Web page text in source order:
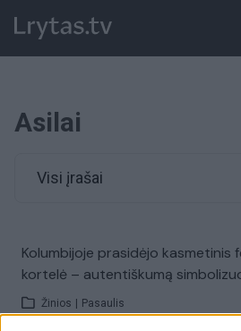
Asilai
Visi įrašai
Kolumbijoje prasidėjo kasmetinis
kortelė – autentiškumą
Žinios Pasaulis